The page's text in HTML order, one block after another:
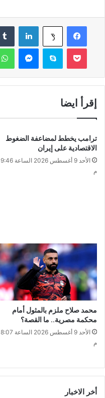
فيسبوك ‫X لينكدإن
سكايب
إقرأ ايضا
ترامب يخطط لمضاعفة الضغوط
الاقتصادية على إيران
الأحد 9 أغسطس 2026 الساعة 9:46
م
محمد صلاح ملزم بالمثول أمام
محكمة مصرية.. ما القصة؟
الأحد 9 أغسطس 2026 الساعة 8:07
م
أخر الاخبار